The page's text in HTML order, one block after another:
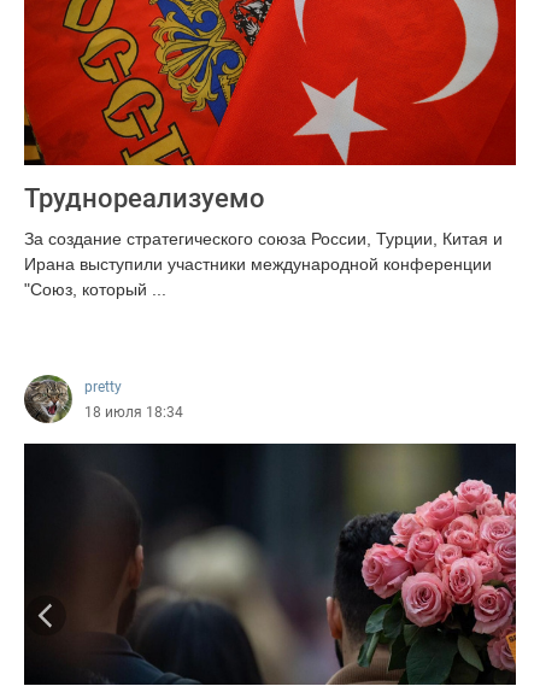
Труднореализуемо
За создание стратегического союза России, Турции, Китая и
Ирана выступили участники международной конференции
"Союз, который ...
pretty
18 июля 18:34